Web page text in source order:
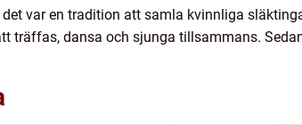
var en tradition att samla kvinnliga
träffas, dansa och sjunga tillsammans.